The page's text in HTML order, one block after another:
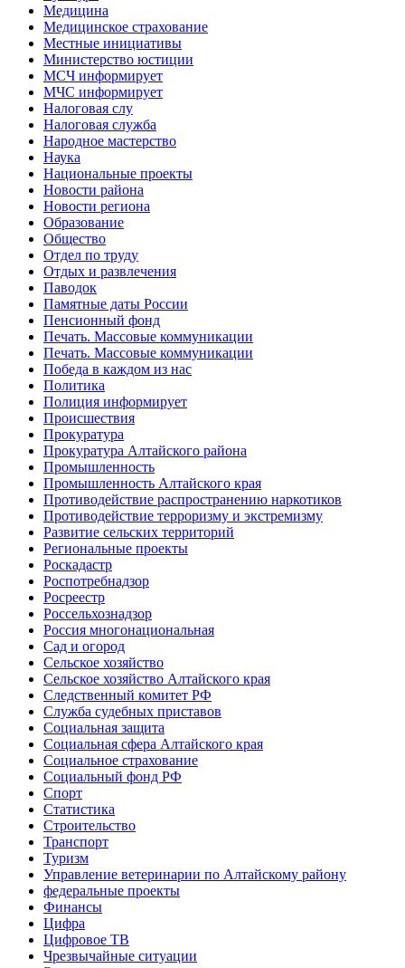
Медицина
Медицинское страхование
Местные инициативы
Министерство юстиции
МСЧ информирует
МЧС информирует
Налоговая слу
Налоговая служба
Народное мастерство
Наука
Национальные проекты
Новости района
Новости региона
Образование
Общество
Отдел по труду
Отдых и развлечения
Паводок
Памятные даты России
Пенсионный фонд
Печать. Массовые коммуникации
Печать. Массовые коммуникации
Победа в каждом из нас
Политика
Полиция информирует
Происшествия
Прокуратура
Прокуратура Алтайского района
Промышленность
Промышленность Алтайского края
Противодействие распространению наркотиков
Противодействие терроризму и экстремизму
Развитие сельских территорий
Региональные проекты
Роскадастр
Роспотребнадзор
Росреестр
Россельхознадзор
Россия многонациональная
Сад и огород
Сельское хозяйство
Сельское хозяйство Алтайского края
Следственный комитет РФ
Служба судебных приставов
Социальная защита
Социальная сфера Алтайского края
Социальное страхование
Социальный фонд РФ
Спорт
Статистика
Строительство
Транспорт
Туризм
Управление ветеринарии по Алтайскому району
федеральные проекты
Финансы
Цифра
Цифровое ТВ
Чрезвычайные ситуации